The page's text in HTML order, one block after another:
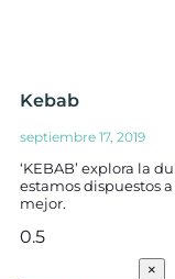
Kebab
septiembre 17, 2019
‘KEBAB’ explora la
estamos dispuestos
mejor.
×